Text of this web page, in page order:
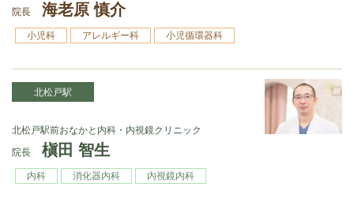
院長
海老原 慎介
小児科 アレルギー科 小児循環器科
北松戸駅
北松戸駅前おなかと内科・内視鏡クリニック
院長
槇田 智生
内科 消化器内科 内視鏡内科